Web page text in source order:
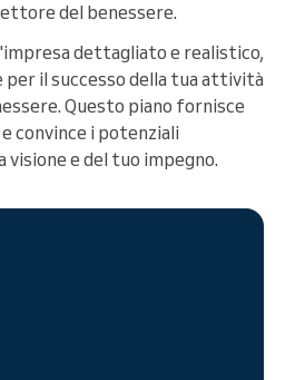
del benessere.
dettagliato e realistico,
per il successo della tua attività
Questo piano fornisce
convince i potenziali
e del tuo impegno.